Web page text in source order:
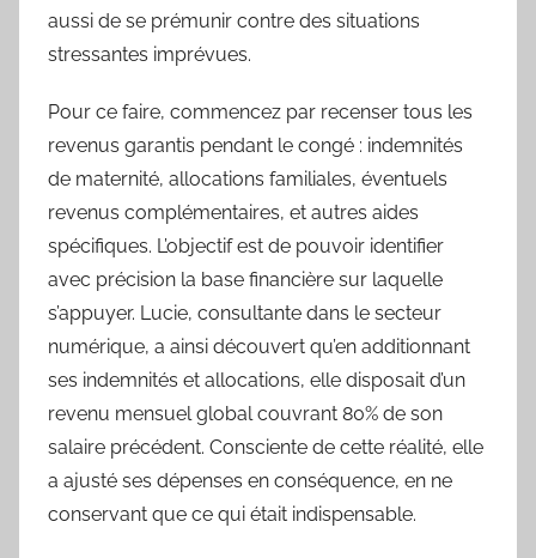
aussi de se prémunir contre des situations
stressantes imprévues.
Pour ce faire, commencez par recenser tous les
revenus garantis pendant le congé : indemnités
de maternité, allocations familiales, éventuels
revenus complémentaires, et autres aides
spécifiques. L’objectif est de pouvoir identifier
avec précision la base financière sur laquelle
s’appuyer. Lucie, consultante dans le secteur
numérique, a ainsi découvert qu’en additionnant
ses indemnités et allocations, elle disposait d’un
revenu mensuel global couvrant 80% de son
salaire précédent. Consciente de cette réalité, elle
a ajusté ses dépenses en conséquence, en ne
conservant que ce qui était indispensable.